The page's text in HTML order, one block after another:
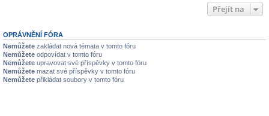
Přejít na
OPRÁVNĚNÍ FÓRA
Nemůžete zakládat nová témata v tomto fóru
Nemůžete odpovídat v tomto fóru
Nemůžete upravovat své příspěvky v tomto fóru
Nemůžete mazat své příspěvky v tomto fóru
Nemůžete přikládat soubory v tomto fóru